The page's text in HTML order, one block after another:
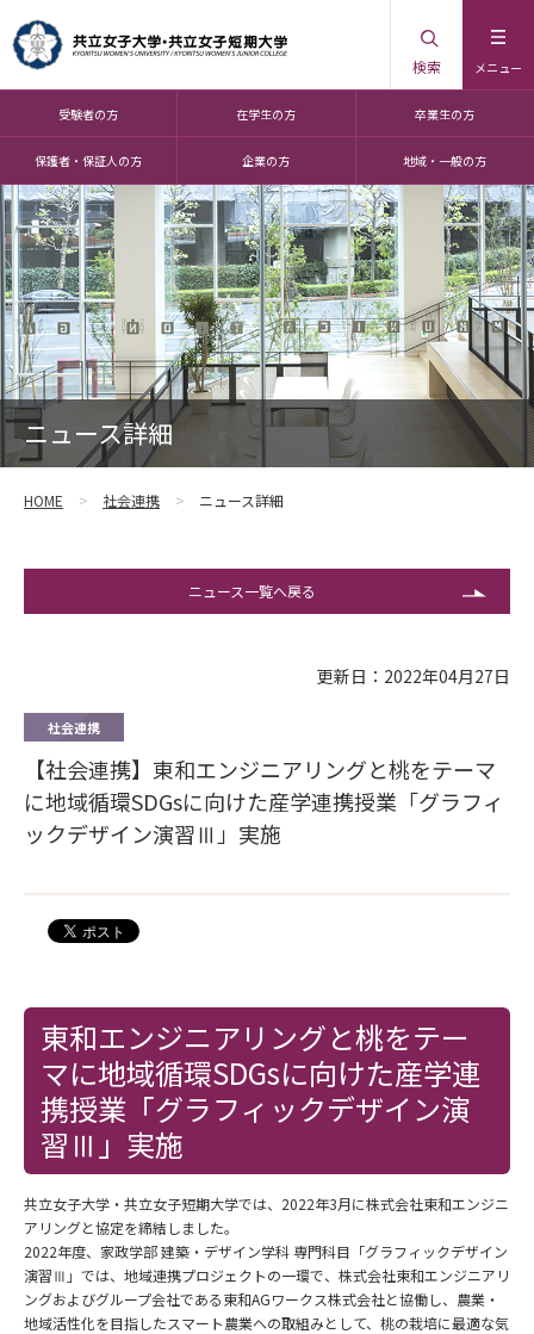
メニュー
検索
受験者の方 在学生の方 卒業生の方
保護者・保証人の方 企業の方 地域・一般の方
ニュース詳細
HOME 社会連携 ニュース詳細
ニュース一覧へ戻る
更新日：2022年04月27日
社会連携
【社会連携】東和エンジニアリングと桃をテーマ
に地域循環SDGsに向けた産学連携授業「グラフィ
ックデザイン演習Ⅲ」実施
東和エンジニアリングと桃をテー
マに地域循環SDGsに向けた産学連
携授業「グラフィックデザイン演
習Ⅲ」実施
共立女子大学・共立女子短期大学では、2022年3月に株式会社東和エンジニ
アリングと協定を締結しました。
2022年度、家政学部 建築・デザイン学科 専門科目「グラフィックデザイン
演習Ⅲ」では、地域連携プロジェクトの一環で、株式会社東和エンジニアリ
ングおよびグループ会社である東和AGワークス株式会社と協働し、農業・
地域活性化を目指したスマート農業への取組みとして、桃の栽培に最適な気